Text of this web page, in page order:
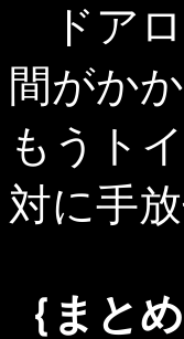
ドアロ
間がか
もうト
対に手
｛まとめ